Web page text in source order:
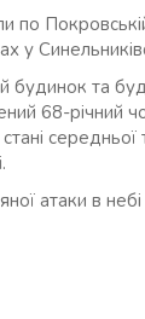
по
у
будинок та
68-річний
середньої
атаки в